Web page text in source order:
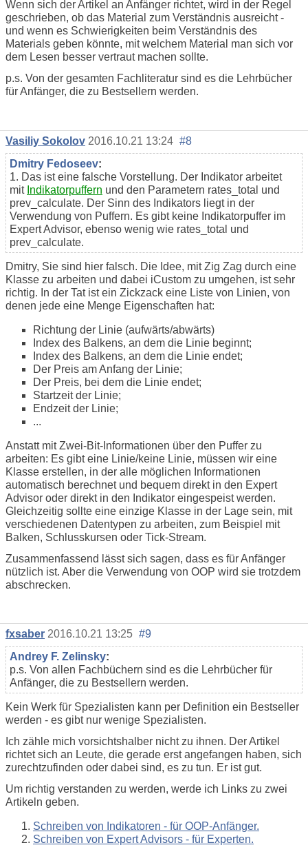
Wenn sich der Artikel an Anfänger richtet, wird in der Regel
geschrieben, ob das Material zum Verständnis ausreicht -
und wenn es Schwierigkeiten beim Verständnis des
Materials geben könnte, mit welchem Material man sich vor
dem Lesen besser vertraut machen sollte.
p.s. Von der gesamten Fachliteratur sind es die Lehrbücher
für Anfänger, die zu Bestsellern werden.
Vasiliy Sokolov 2016.10.21 13:24 #8
Dmitry Fedoseev:
1. Das ist eine falsche Vorstellung. Der Indikator arbeitet
mit Indikatorpuffern und den Parametern rates_total und
prev_calculate. Der Sinn des Indikators liegt in der
Verwendung von Puffern. Es gibt keine Indikatorpuffer im
Expert Advisor, ebenso wenig wie rates_total und
prev_calculate.
Dmitry, Sie sind hier falsch. Die Idee, mit Zig Zag durch eine
Klasse zu arbeiten und dabei iCustom zu umgehen, ist sehr
richtig. In der Tat ist ein Zickzack eine Liste von Linien, von
denen jede eine Menge Eigenschaften hat:
Richtung der Linie (aufwärts/abwärts)
Index des Balkens, an dem die Linie beginnt;
Index des Balkens, an dem die Linie endet;
Der Preis am Anfang der Linie;
Der Preis, bei dem die Linie endet;
Startzeit der Linie;
Endzeit der Linie;
...
Anstatt mit Zwei-Bit-Informationen über den Puffer zu
arbeiten: Es gibt eine Linie/keine Linie, müssen wir eine
Klasse erstellen, in der alle möglichen Informationen
automatisch berechnet und bequem direkt in den Expert
Advisor oder direkt in den Indikator eingespeist werden.
Gleichzeitig sollte eine einzige Klasse in der Lage sein, mit
verschiedenen Datentypen zu arbeiten, zum Beispiel mit
Balken, Schlusskursen oder Tick-Stream.
Zusammenfassend lässt sich sagen, dass es für Anfänger
nützlich ist. Aber die Verwendung von OOP wird sie trotzdem
abschrecken.
fxsaber 2016.10.21 13:25 #9
Andrey F. Zelinsky:
p.s. Von allen Fachbüchern sind es die Lehrbücher für
Anfänger, die zu Bestsellern werden.
Kein Werk für Spezialisten kann per Definition ein Bestseller
werden - es gibt nur wenige Spezialisten.
Ich zähle mich vorsichtshalber nicht zu ihnen. Der Artikel
richtet sich an Leute, die gerade erst angefangen haben, sich
zurechtzufinden oder dabei sind, es zu tun. Er ist gut.
Um richtig verstanden zu werden, werde ich Links zu zwei
Artikeln geben.
Schreiben von Indikatoren - für OOP-Anfänger.
Schreiben von Expert Advisors - für Experten.